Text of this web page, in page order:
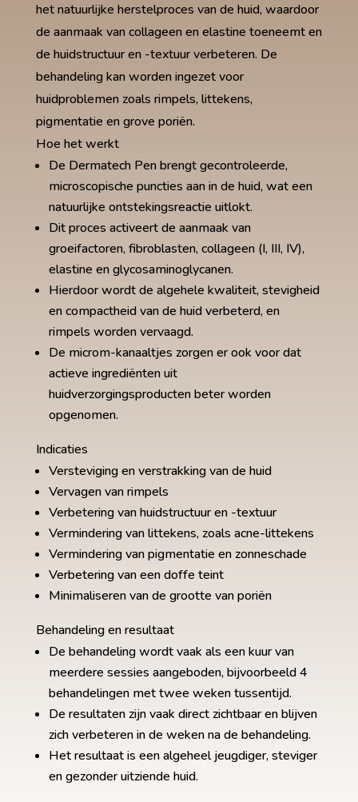
het natuurlijke herstelproces van de huid, waardoor
de aanmaak van collageen en elastine toeneemt en
de huidstructuur en -textuur verbeteren. De
behandeling kan worden ingezet voor
huidproblemen zoals rimpels, littekens,
pigmentatie en grove poriën.
Hoe het werkt
De Dermatech Pen brengt gecontroleerde,
microscopische puncties aan in de huid, wat een
natuurlijke ontstekingsreactie uitlokt.
Dit proces activeert de aanmaak van
groeifactoren, fibroblasten, collageen (I, III, IV),
elastine en glycosaminoglycanen.
Hierdoor wordt de algehele kwaliteit, stevigheid
en compactheid van de huid verbeterd, en
rimpels worden vervaagd.
De microm-kanaaltjes zorgen er ook voor dat
actieve ingrediënten uit
huidverzorgingsproducten beter worden
opgenomen.
Indicaties
Versteviging en verstrakking van de huid
Vervagen van rimpels
Verbetering van huidstructuur en -textuur
Vermindering van littekens, zoals acne-littekens
Vermindering van pigmentatie en zonneschade
Verbetering van een doffe teint
Minimaliseren van de grootte van poriën
Behandeling en resultaat
De behandeling wordt vaak als een kuur van
meerdere sessies aangeboden, bijvoorbeeld 4
behandelingen met twee weken tussentijd.
De resultaten zijn vaak direct zichtbaar en blijven
zich verbeteren in de weken na de behandeling.
Het resultaat is een algeheel jeugdiger, steviger
en gezonder uitziende huid.